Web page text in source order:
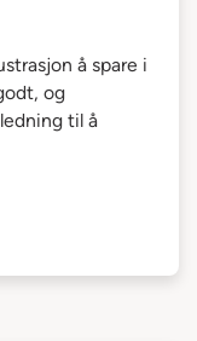
å spare i
og
til å